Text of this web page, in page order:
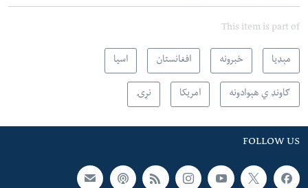
This item is part of
مېډیا خبرونه افغانستان اسیا
ګاونډ ي هېوادونه امریکا نړۍ
FOLLOW US